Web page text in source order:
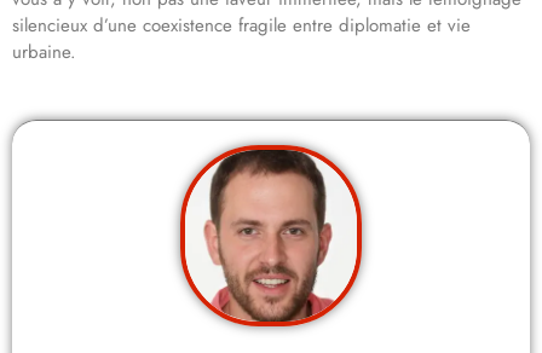
silencieux d’une coexistence fragile entre diplomatie et vie
urbaine.